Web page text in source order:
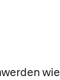
wie